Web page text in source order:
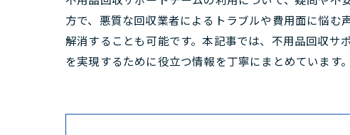
方で、悪質な回収業者によるトラブルや費用面に悩
解消することも可能です。本記事では、不用品回収
を実現するために役立つ情報を丁寧にまとめています。